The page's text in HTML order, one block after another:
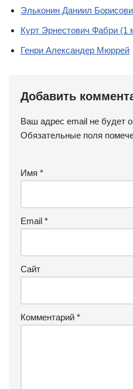
Эльконин Даниил
Курт Эрнестович Фабри (1
Генри Александер Мюррей
Добавить
Ваш адрес email не будет
Обязательные поля
Имя *
Email *
Сайт
Комментарий *